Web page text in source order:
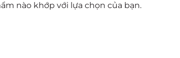
nào khớp với lựa chọn của bạn.